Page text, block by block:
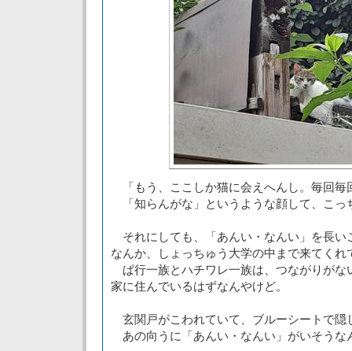
「もう、ここしか猫に会えへんし。毎回毎
「知らんがな」というような顔して、こっ
それにしても、「あんい・なんい」を長い
なんか、しょっちゅう大学の中まで来てくれ
ぱ行一族とハチワレ一族は、つながりがな
家に住んでいるはずなんやけど。
玄関戸がこわれていて、ブルーシートで隠
あの向うに「あんい・なんい」がいそうな